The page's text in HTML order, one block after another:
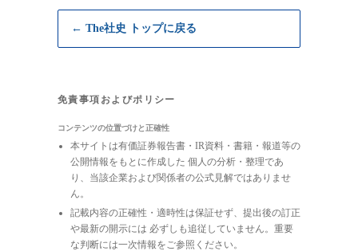
← The社史 トップに戻る
免責事項およびポリシー
コンテンツの位置づけと正確性
本サイトは有価証券報告書・IR資料・書籍・報道等の
公開情報をもとに作成した 個人の分析・整理であ
り、当該企業および関係者の公式見解ではありませ
ん。
記載内容の正確性・適時性は保証せず、提出後の訂正
や最新の開示には 必ずしも追従していません。重要
な判断には一次情報をご参照ください。